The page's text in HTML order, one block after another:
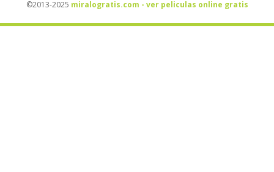
©2013-2025 miralogratis.com - ver peliculas online gratis